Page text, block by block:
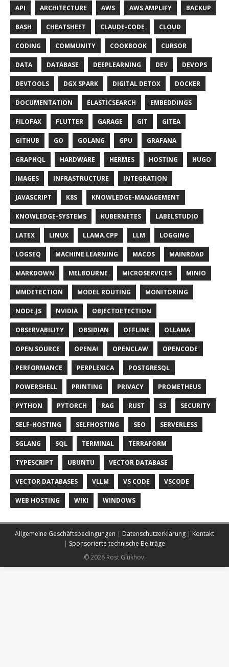
API ARCHITECTURE AWS AWS AMPLIFY BACKUP
BASH CHEATSHEET CLAUDE-CODE CLOUD
CODING COMMUNITY COOKBOOK CURSOR
DATA DATABASE DEEPLEARNING DEV DEVOPS
DEVTOOLS DGX SPARK DIGITAL DETOX DOCKER
DOCUMENTATION ELASTICSEARCH EMBEDDINGS
FILOFAX FLUTTER GARAGE GIT GITEA
GITHUB GO GOLANG GPU GRAFANA
GRAPHQL HARDWARE HERMES HOSTING HUGO
IMAGES INFRASTRUCTURE INTEGRATION
JAVASCRIPT K8S KNOWLEDGE-MANAGEMENT
KNOWLEDGE-SYSTEMS KUBERNETES LABELSTUDIO
LATEX LINUX LLAMA.CPP LLM LOGGING
LOGSEQ MACHINE LEARNING MACOS MAINROAD
MARKDOWN MELBOURNE MICROSERVICES MINIO
MMDETECTION MODEL ROUTING MONITORING
NODE.JS NVIDIA OBJECTDETECTION
OBSERVABILITY OBSIDIAN OFFLINE OLLAMA
OPEN SOURCE OPENAI OPENCLAW OPENCODE
PERFORMANCE PERPLEXICA POSTGRESQL
POWERSHELL PRINTING PRIVACY PROMETHEUS
PYTHON PYTORCH RAG RUST S3 SECURITY
SELF-HOSTING SELFHOSTING SEO SERVERLESS
SGLANG SQL TERMINAL TERRAFORM
TYPESCRIPT UBUNTU VECTOR DATABASE
VECTOR DATABASES VLLM VS CODE VSCODE
WEB HOSTING WIKI WINDOWS
Allgemeine Geschäftsbedingungen | Datenschutzerklärung | Kontakt
| Sponsorierte technische Beiträge
© 2026 Rost Glukhov.